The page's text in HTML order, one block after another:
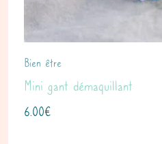
Bien être
Mini gant démaquillant
6.00€